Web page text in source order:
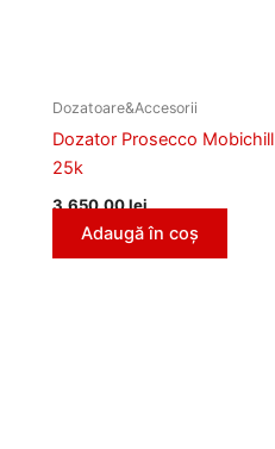
Dozatoare&Accesorii
Dozator Prosecco Mobichill
25k
3.650,00lei
Adaugă în coș